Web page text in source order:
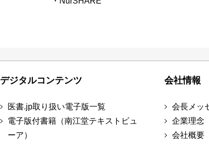
デジタルコンテンツ
医書.jp取り扱い電子版一覧
電子版付書籍（南江堂テキストビュ
ーア）
会社情報
会長メッ
企業理念
会社概要